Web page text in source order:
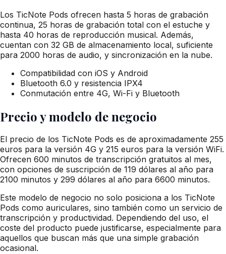
Los TicNote Pods ofrecen hasta 5 horas de grabación
continua, 25 horas de grabación total con el estuche y
hasta 40 horas de reproducción musical. Además,
cuentan con 32 GB de almacenamiento local, suficiente
para 2000 horas de audio, y sincronización en la nube.
Compatibilidad con iOS y Android
Bluetooth 6.0 y resistencia IPX4
Conmutación entre 4G, Wi-Fi y Bluetooth
Precio y modelo de negocio
El precio de los TicNote Pods es de aproximadamente 255
euros para la versión 4G y 215 euros para la versión WiFi.
Ofrecen 600 minutos de transcripción gratuitos al mes,
con opciones de suscripción de 119 dólares al año para
2100 minutos y 299 dólares al año para 6600 minutos.
Este modelo de negocio no solo posiciona a los TicNote
Pods como auriculares, sino también como un servicio de
transcripción y productividad. Dependiendo del uso, el
coste del producto puede justificarse, especialmente para
aquellos que buscan más que una simple grabación
ocasional.